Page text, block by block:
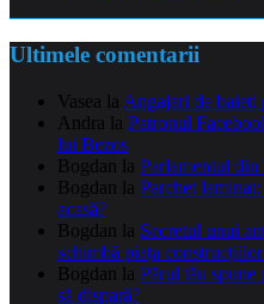
Ultimele comentarii
Vasea la Angajari de baieti
Andra la Patronul
lui Bezos
Bogdan la Parlamentul din
Bogdan la Parchet
acasă?
Bogdan la Secretul unui
schimbă piața
Bogdan la Părul tău spune
să dispară?